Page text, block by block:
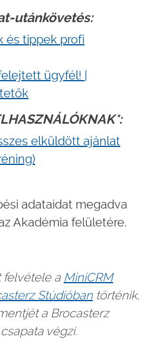
utánkövetés:
és tippek profi
ügyfél! |
elküldött ajánlat
adataidat megadva
Akadémia felületére.
felvétele a MiniCRM
Stúdióban történik,
a Brocasterz
végzi.